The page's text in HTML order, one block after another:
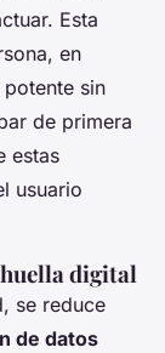
Esta
en
sin
de primera
estas
usuario
digital
se reduce
de datos